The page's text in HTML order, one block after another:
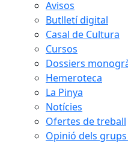
Avisos
Butlletí digital
Casal de Cultura
Cursos
Dossiers
Hemeroteca
La Pinya
Notícies
Ofertes de treball
Opinió dels